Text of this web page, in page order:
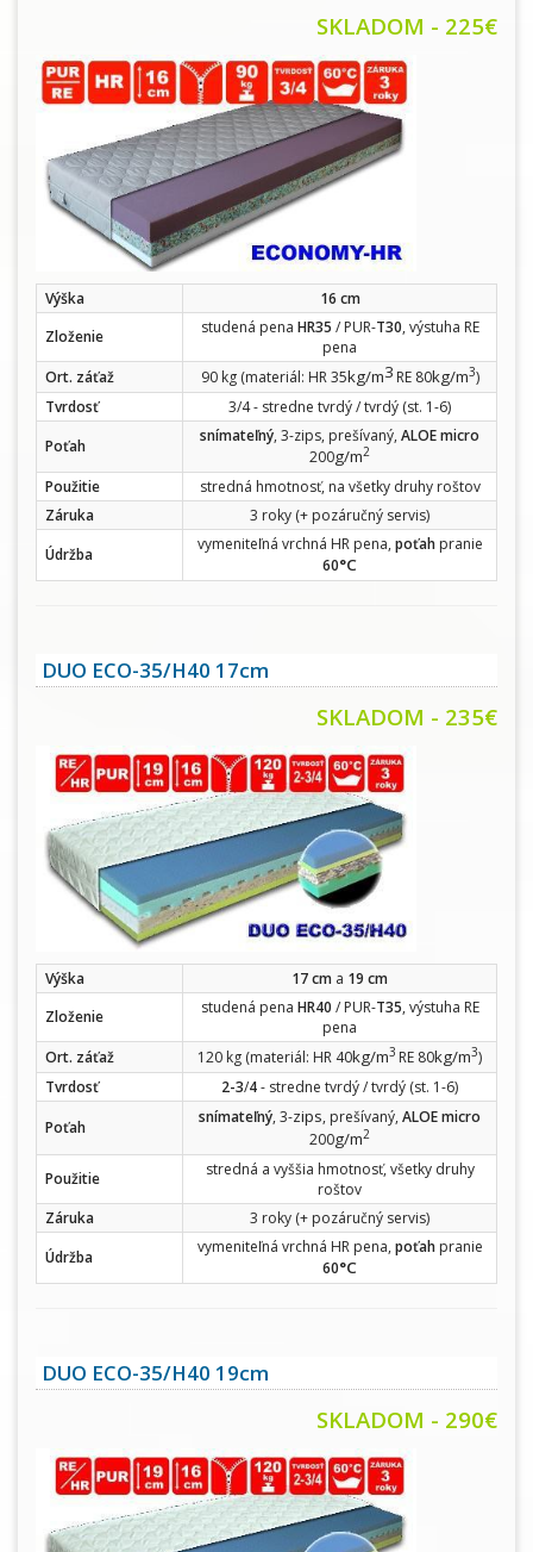
SKLADOM - 225€
Výška
16 cm
Zloženie
studená pena HR35 / PUR-T30, výstuha RE
pena
Ort. záťaž
90 kg (materiál: HR 35kg/m3 RE 80kg/m3)
Tvrdosť
3/4 - stredne tvrdý / tvrdý (st. 1-6)
Poťah
snímateľný, 3-zips, prešívaný, ALOE micro
200g/m2
Použitie
stredná hmotnosť, na všetky druhy roštov
Záruka
3 roky (+ pozáručný servis)
Údržba
vymeniteľná vrchná HR pena, poťahpranie
60°C
DUO ECO-35/H40 17cm
SKLADOM - 235€
Výška 17 cm a 19 cm
Zloženie
studená pena HR40 / PUR-T35, výstuha RE
pena
Ort. záťaž
120 kg (materiál: HR 40kg/m3 RE 80kg/m3)
Tvrdosť
2-3/4- stredne tvrdý / tvrdý (st. 1-6)
Poťah
snímateľný, 3-zips, prešívaný, ALOE micro
200g/m2
Použitie
stredná a vyššia hmotnosť, všetky druhy
roštov
Záruka
3 roky (+ pozáručný servis)
Údržba
vymeniteľná vrchná HR pena, poťahpranie
60°C
DUO ECO-35/H40 19cm
SKLADOM - 290€